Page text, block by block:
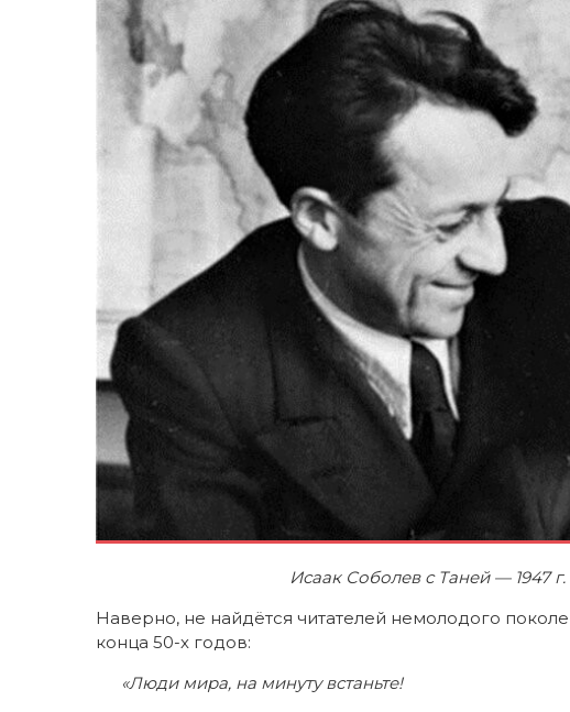
Исаак Соболев с Таней — 1947
Наверно, не найдётся читателей немолодого
конца 50-х годов:
«Люди мира, на минуту встаньте!